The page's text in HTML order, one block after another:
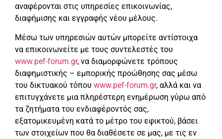
αναφέρονται στις υπηρεσίες επικοινωνίας,
διαφήμισης και εγγραφής νέου μέλους.
Μέσω των υπηρεσιών αυτών μπορείτε αντίστοιχα
να επικοινωνείτε με τους συντελεστές του
www.pef-forum.gr, να διαμορφώνετε τρόπους
διαφημιστικής – εμπορικής προώθησης σας μέσω
του δικτυακού τόπου www.pef-forum.gr, αλλά και να
επιτυγχάνετε μια πληρέστερη ενημέρωση γύρω από
τα ζητήματα του ενδιαφέροντός σας,
εξατομικευμένη κατά το μέτρο του εφικτού, βάσει
των στοιχείων που θα διαθέσετε σε μας, με τις εν